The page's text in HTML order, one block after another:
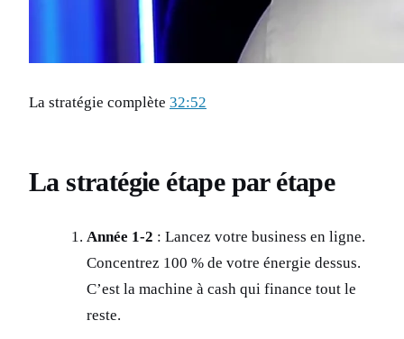
La stratégie complète 32:52
La stratégie étape par étape
Année 1-2 : Lancez votre business en ligne.
Concentrez 100 % de votre énergie dessus.
C’est la machine à cash qui finance tout le
reste.